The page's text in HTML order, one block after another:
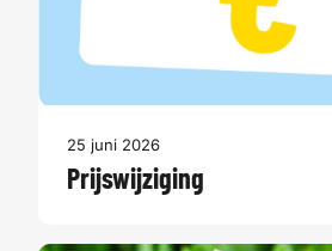
25 juni 2026
Prijswijziging